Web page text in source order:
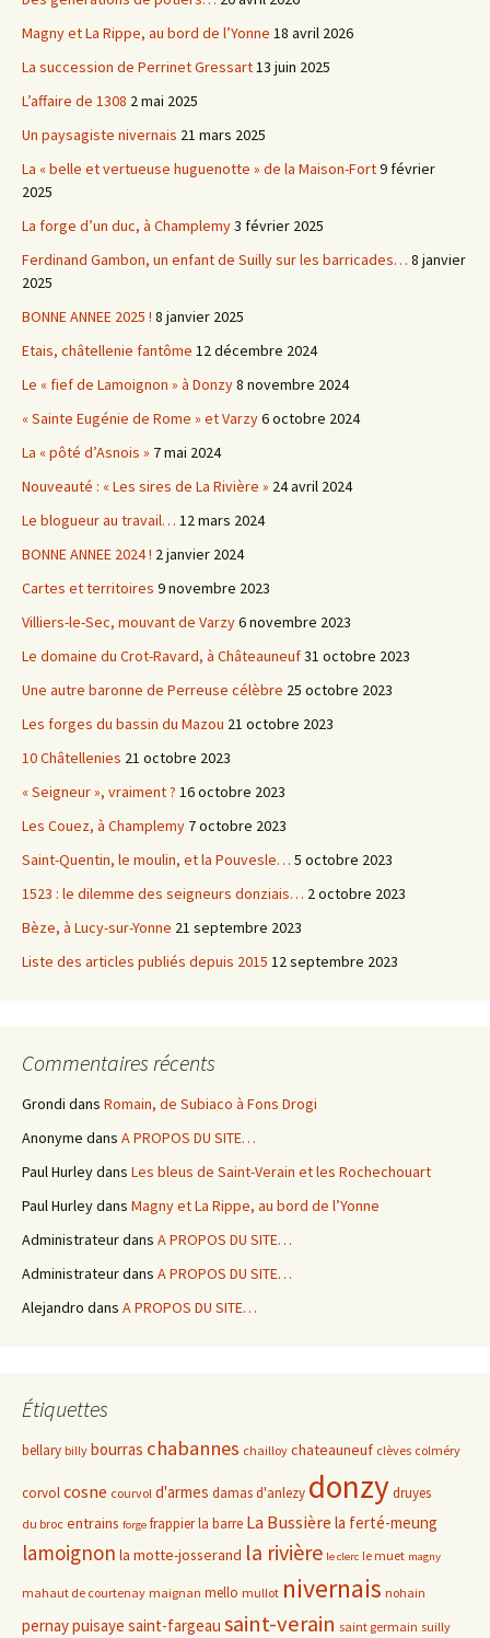
Magny et La Rippe, au bord de l’Yonne 18 avril 2026
La succession de Perrinet Gressart13 juin 2025
L’affaire de 1308 2 mai 2025
Un paysagiste nivernais 21 mars 2025
La « belle et vertueuse huguenotte » de la Maison-Fort9 février
2025
La forge d’un duc, à Champlemy3 février 2025
Ferdinand Gambon, un enfant de Suilly sur les barricades… 8 janvier
2025
BONNE ANNEE 2025 ! 8 janvier 2025
Etais, châtellenie fantôme 12 décembre 2024
Le « fief de Lamoignon » à Donzy8 novembre 2024
« Sainte Eugénie de Rome » et Varzy6 octobre 2024
La « pôté d’Asnois » 7 mai 2024
Nouveauté : « Les sires de La Rivière » 24 avril 2024
Le blogueur au travail… 12 mars 2024
BONNE ANNEE 2024 ! 2 janvier 2024
Cartes et territoires 9 novembre 2023
Villiers-le-Sec, mouvant de Varzy6 novembre 2023
Le domaine du Crot-Ravard, à Châteauneuf31 octobre 2023
Une autre baronne de Perreuse célèbre 25 octobre 2023
Les forges du bassin du Mazou 21 octobre 2023
10 Châtellenies 21 octobre 2023
« Seigneur », vraiment ? 16 octobre 2023
Les Couez, à Champlemy 7 octobre 2023
Saint-Quentin, le moulin, et la Pouvesle… 5 octobre 2023
1523 : le dilemme des seigneurs donziais… 2 octobre 2023
Bèze, à Lucy-sur-Yonne 21 septembre 2023
Liste des articles publiés depuis 2015 12 septembre 2023
Commentaires récents
Grondi dans Romain, de Subiaco à Fons Drogi
Anonyme dans A PROPOS DU SITE…
Paul Hurleydans Les bleus de Saint-Verain et les Rochechouart
Paul Hurleydans Magny et La Rippe, au bord de l’Yonne
Administrateurdans A PROPOS DU SITE…
Administrateurdans A PROPOS DU SITE…
Alejandro dans A PROPOS DU SITE…
Étiquettes
bellary billy bourras chabannes chailloy chateauneuf clèves colméry
corvolcosne courvol d'armes damas d'anlezy donzydruyes
du broc entrains forge frappierla barre La Bussière la ferté-meung
lamoignon la motte-josserand la rivière le clerc le muet magny
mahaut de courtenay maignan mello mullot nivernais nohain
pernaypuisaye saint-fargeau saint-verain saint germain suilly